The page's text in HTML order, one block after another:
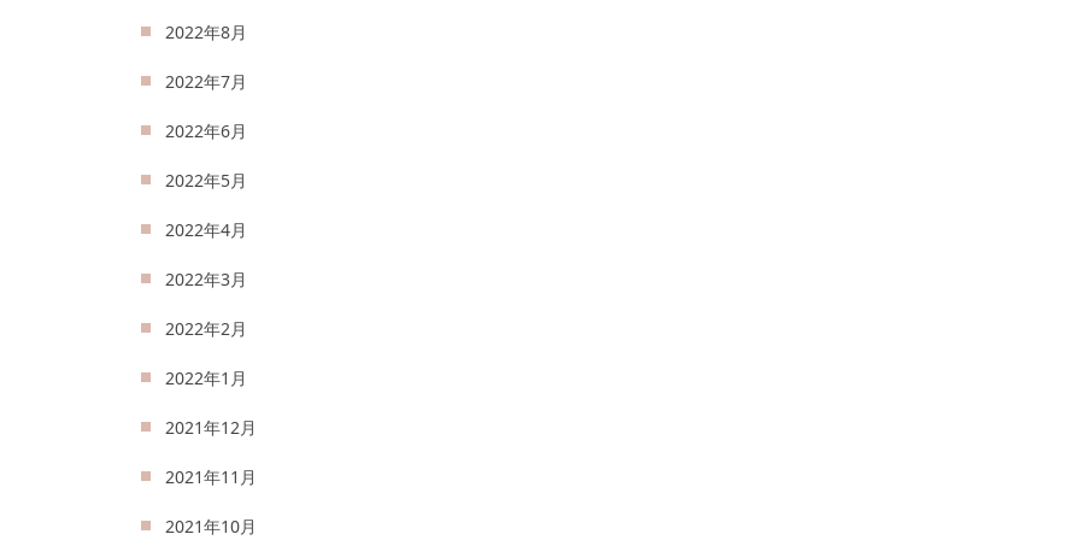
2022年8月
2022年7月
2022年6月
2022年5月
2022年4月
2022年3月
2022年2月
2022年1月
2021年12月
2021年11月
2021年10月